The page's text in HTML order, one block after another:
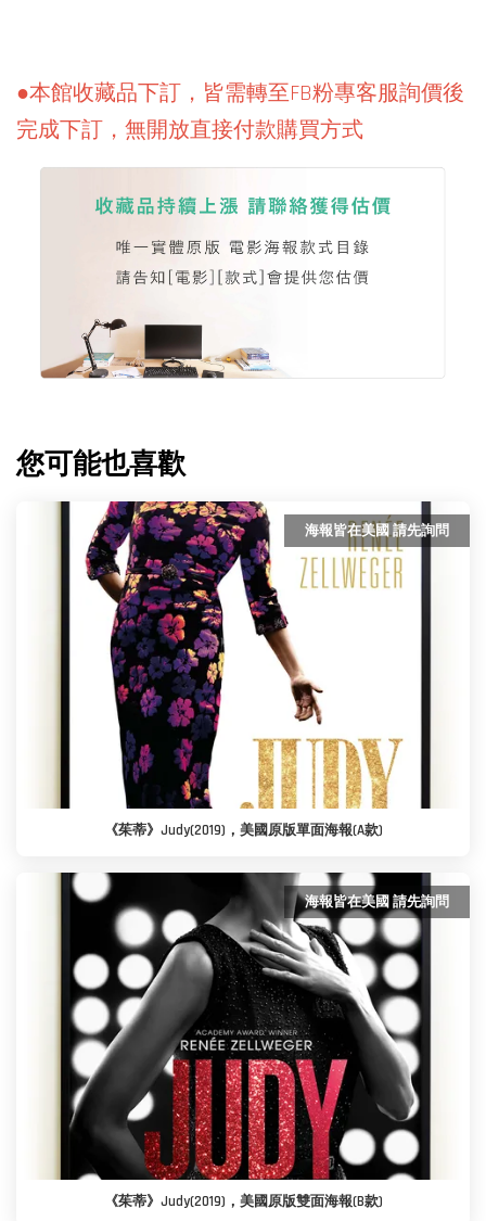
●本館收藏品下訂，皆需轉至FB粉專客服詢價後
完成下訂，無開放直接付款購買方式
您可能也喜歡
海報皆在美國 請先詢問
《茱蒂》Judy(2019)，美國原版單面海報(A款)
海報皆在美國 請先詢問
《茱蒂》Judy(2019)，美國原版雙面海報(B款)